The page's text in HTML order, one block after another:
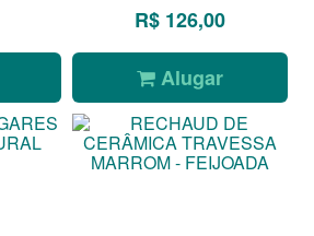
R$ 126,00
Alugar